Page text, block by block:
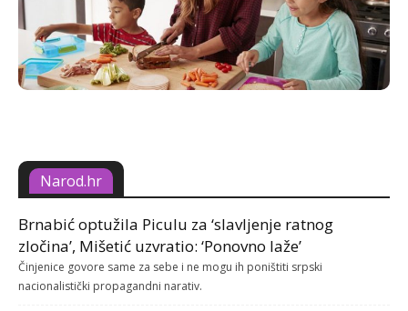
Narod.hr
Brnabić optužila Piculu za ‘slavljenje ratnog
zločina’, Mišetić uzvratio: ‘Ponovno laže’
Činjenice govore same za sebe i ne mogu ih poništiti srpski
nacionalistički propagandni narativ.